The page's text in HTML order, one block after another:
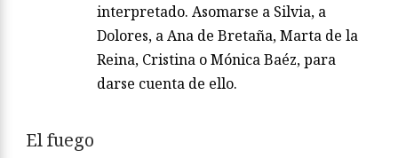
interpretado. Asomarse a Silvia, a
Dolores, a Ana de Bretaña, Marta de la
Reina, Cristina o Mónica Baéz, para
darse cuenta de ello.
El fuego